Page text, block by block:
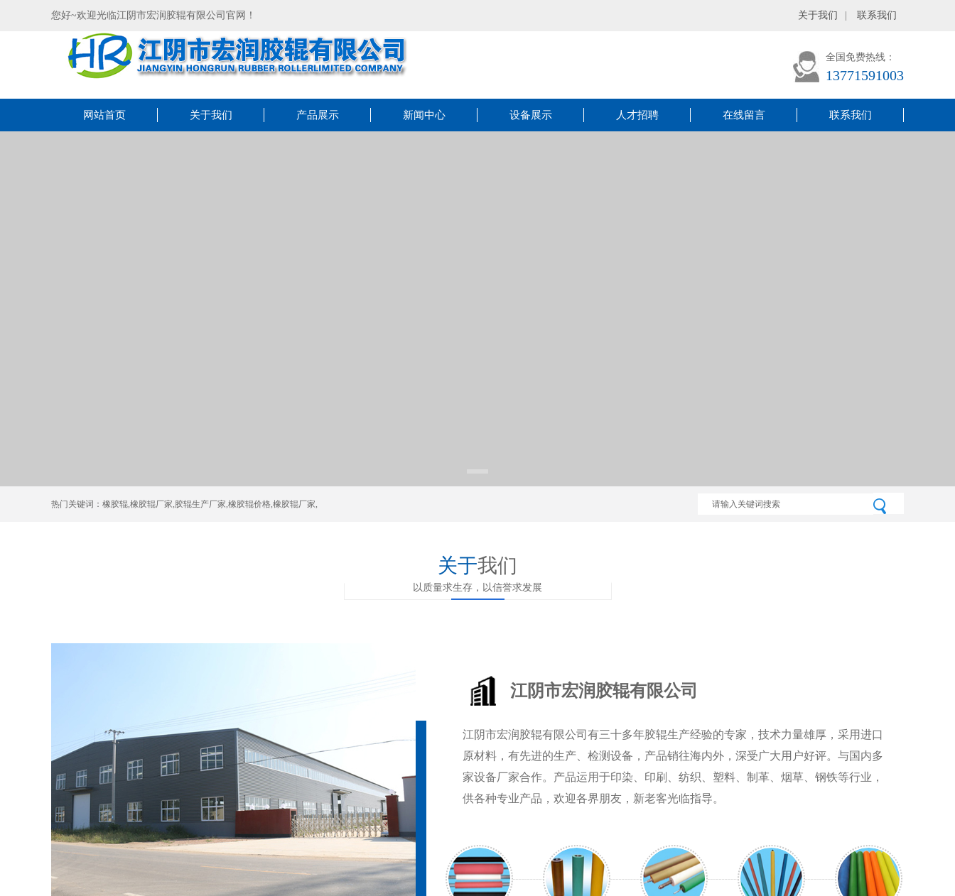
您好~欢迎光临江阴市宏润胶辊有限公司官网！ 关于我们 联系我们
全国免费热线：
13771591003
网站首页 关于我们 产品展示 新闻中心 设备展示 人才招聘 在线留言 联系我们
热门关键词： 橡胶辊,橡胶辊厂家, 胶辊生产厂家,橡胶辊价格,橡胶辊厂家,
关于我们
以质量求生存，以信誉求发展
江阴市宏润胶辊有限公司
江阴市宏润胶辊有限公司有三十多年胶辊生产经验的专家，技术力量雄厚，采用进口
原材料，有先进的生产、检测设备，产品销往海内外，深受广大用户好评。与国内多
家设备厂家合作。产品运用于印染、印刷、纺织、塑料、制革、烟草、钢铁等行业，
供各种专业产品，欢迎各界朋友，新老客光临指导。